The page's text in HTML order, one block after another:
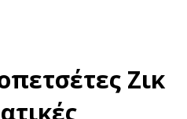
Ζικ